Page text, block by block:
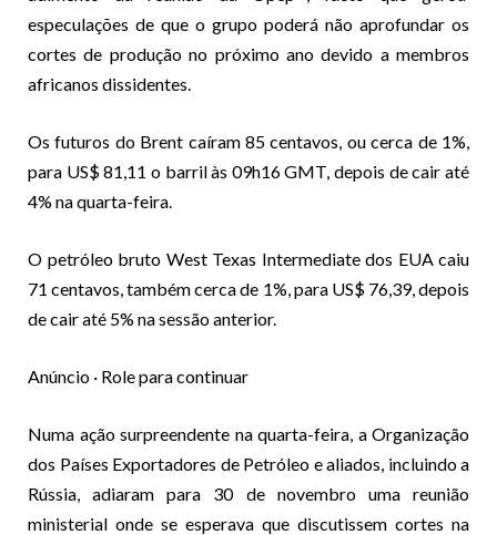
especulações de que o grupo poderá não aprofundar os
cortes de produção no próximo ano devido a membros
africanos dissidentes.
Os futuros do Brent caíram 85 centavos, ou cerca de 1%,
para US$ 81,11 o barril às 09h16 GMT, depois de cair até
4% na quarta-feira.
O petróleo bruto West Texas Intermediate dos EUA caiu
71 centavos, também cerca de 1%, para US$ 76,39, depois
de cair até 5% na sessão anterior.
Anúncio · Role para continuar
Numa ação surpreendente na quarta-feira, a Organização
dos Países Exportadores de Petróleo e aliados, incluindo a
Rússia,adiaram para 30 de novembrouma reunião
ministerial onde se esperava que discutissem cortes na